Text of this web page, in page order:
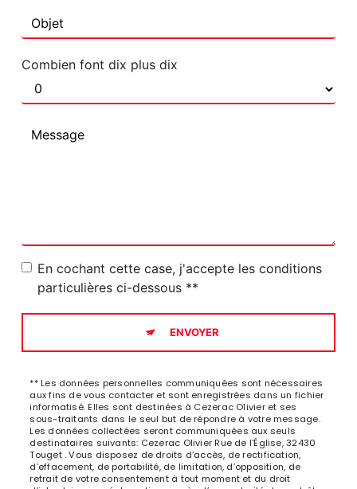
Combien font dix plus dix
En cochant cette case, j'accepte les conditions
particulières ci-dessous **
ENVOYER
** Les données personnelles communiquées sont nécessaires
aux fins de vous contacter et sont enregistrées dans un fichier
informatisé. Elles sont destinées à Cezerac Olivier et ses
sous-traitants dans le seul but de répondre à votre message.
Les données collectées seront communiquées aux seuls
destinataires suivants: Cezerac Olivier Rue de l'Église, 32430
Touget . Vous disposez de droits d’accès, de rectification,
d’effacement, de portabilité, de limitation, d’opposition, de
retrait de votre consentement à tout moment et du droit